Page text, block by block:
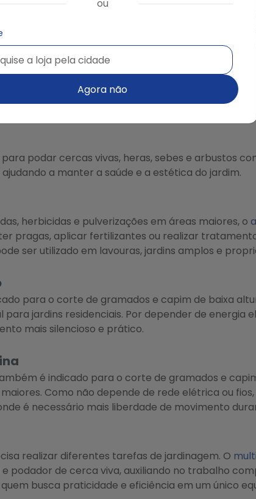
ferramentas da América Latina, a Casa do
para cuidar de suas áreas verdes com máxima
e também o apoio da equipe para
disponíveis para locação
podar cercas vivas, heras, sebes e arbustos
a manter a saúde e a estética do jardim.
herbicidas e pulverizações em áreas maiores, o
pragas, aplicar fertilizantes ou realizar
ser utilizado em lavouras, jardins amplos e
para o corte de gramados e capim de baixa
para jardins residenciais. Por depender de energia
mais silencioso e prático.
é indicado para o corte de gramados e
Como não depende de rede elétrica ou
é necessário mais liberdade de movimento
realizar diferentes tarefas de jardinagem. O
podador de cerca viva, auxiliando no trabalho
busca praticidade e eficiência em um único
ou
a loja pela cidade
a loja pela cidade
Agora não